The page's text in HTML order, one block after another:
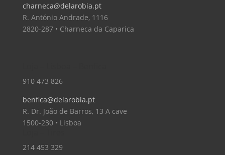
charneca@delarobia.pt
R. António Andrade, 1116
2820-287 • Charneca da Caparica
910 473 826
benfica@delarobia.pt
R. Dr. João de Barros, 13 A cave
1500-230 • Lisboa
214 453 329